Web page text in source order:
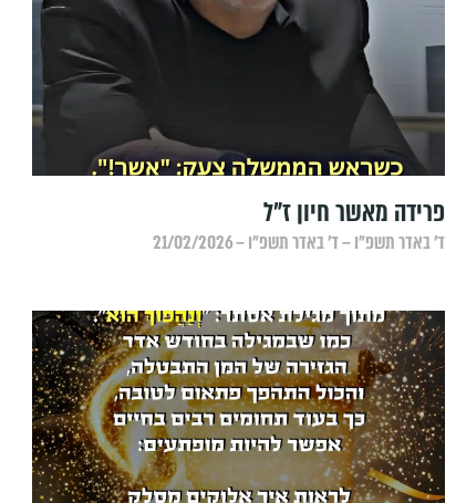
פרידה מאשר חיון ז"ל
ד׳ באדר תשפ״ו – ד׳ באדר תשפ״ו – 21/02/2026